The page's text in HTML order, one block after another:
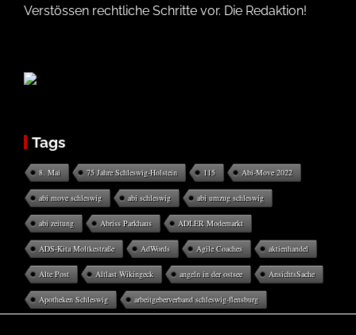
Verstössen rechtliche Schritte vor. Die Redaktion!
Tags
8. Mai 75 Jahre Schleswig-Holstein 115 Abi-Move 2022
abi move schleswig abi schleswig abi umzug schleswig
abi zeitung Abriss Parkhaus ADLER Modemarkt
ADS-Kita Moltkestraße AdWords Agile Coaches aktienhandel
Alte Post Altlast Wikingeck angeln in der ostsee AnsichtsSache
Apotheken Schleswig arbeitgeberverband schleswig-flensburg